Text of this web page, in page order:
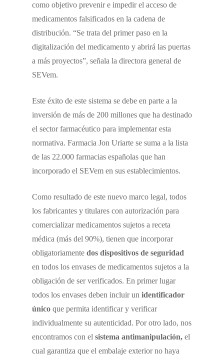
como objetivo prevenir e impedir el acceso de
medicamentos falsificados en la cadena de
distribución. “Se trata del primer paso en la
digitalización del medicamento y abrirá las puertas
a más proyectos”, señala la directora general de
SEVem.
Este éxito de este sistema se debe en parte a la
inversión de más de 200 millones que ha destinado
el sector farmacéutico para implementar esta
normativa. Farmacia Jon Uriarte se suma a la lista
de las 22.000 farmacias españolas que han
incorporado el SEVem en sus establecimientos.
Como resultado de este nuevo marco legal, todos
los fabricantes y titulares con autorización para
comercializar medicamentos sujetos a receta
médica (más del 90%), tienen que incorporar
obligatoriamente dos dispositivos de seguridad
en todos los envases de medicamentos sujetos a la
obligación de ser verificados. En primer lugar
todos los envases deben incluir un identificador
único que permita identificar y verificar
individualmente su autenticidad. Por otro lado, nos
encontramos con el sistema antimanipulación, el
cual garantiza que el embalaje exterior no haya